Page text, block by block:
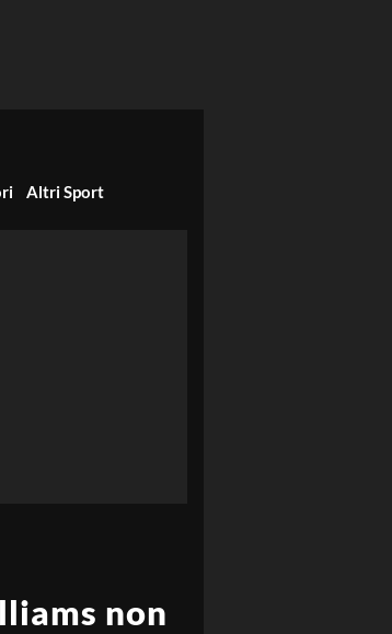
Altri Sport
non